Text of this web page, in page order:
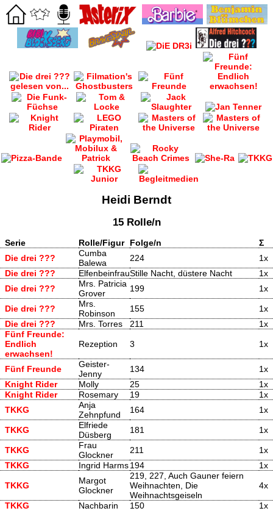
Heidi Berndt
15 Rolle/n
Serie Rolle/Figur Folge/n
Σ
Die drei ???
Cumba
Balewa
224
1x
Die drei ???
ElfenbeinfrauStille Nacht, düstere Nacht
1x
Die drei ???
Mrs. Patricia
Grover
199 1x
Die drei ???
Mrs.
Robinson
155
1x
Die drei ???
Mrs. Torres 211
1x
Fünf Freunde:
Endlich
erwachsen!
Rezeption 3 1x
Fünf Freunde
Geister-
Jenny
134
1x
Knight Rider
Molly 25
1x
Knight Rider
Rosemary 19
1x
TKKG
Anja
Zehnpfund
164 1x
TKKG
Elfriede
Düsberg
181 1x
TKKG
Frau
Glockner
211
1x
TKKG
Ingrid Harms194 1x
TKKG
Margot
Glockner
219, 227, Auch Gauner feiern
Weihnachten, Die
Weihnachtsgeiseln
4x
TKKG Nachbarin 150 1x